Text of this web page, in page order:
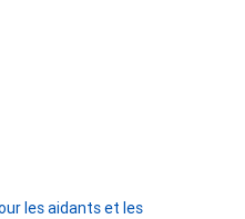
les aidants et les